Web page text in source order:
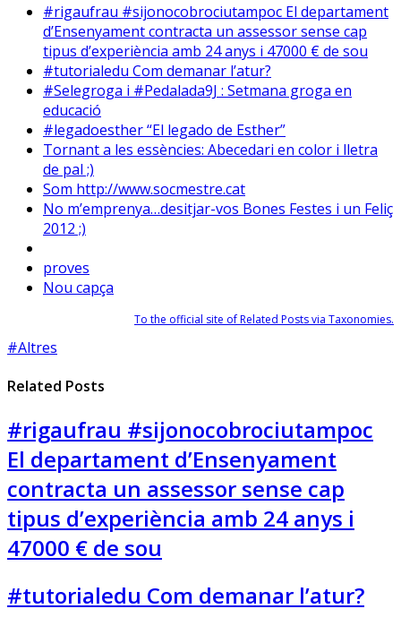
#rigaufrau #sijonocobrociutampoc El departament
d’Ensenyament contracta un assessor sense cap
tipus d’experiència amb 24 anys i 47000 € de sou
#tutorialedu Com demanar l’atur?
#Selegroga i #Pedalada9J : Setmana groga en
educació
#legadoesther “El legado de Esther”
Tornant a les essències: Abecedari en color i lletra
de pal ;)
Som http://www.socmestre.cat
No m’emprenya…desitjar-vos Bones Festes i un Feliç
2012 ;)
proves
Nou capça
To the official site of Related Posts via Taxonomies.
#Altres
Related Posts
#rigaufrau #sijonocobrociutampoc
El departament d’Ensenyament
contracta un assessor sense cap
tipus d’experiència amb 24 anys i
47000 € de sou
#tutorialedu Com demanar l’atur?